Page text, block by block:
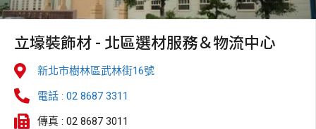
立壕裝飾材 - 北區選材服務＆物流中心
新北市樹林區武林街16號
電話 : 02 8687 3311
傳真 : 02 8687 3011